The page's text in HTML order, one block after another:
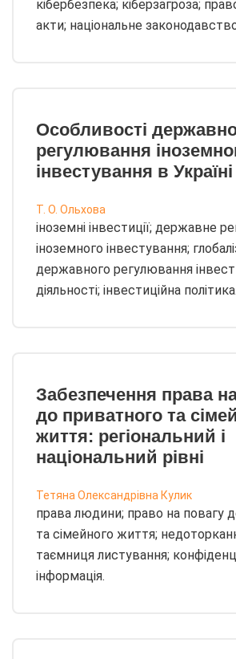
кібербезпека; кіберзагроза;
акти; національне
Особливості
регулювання
інвестування в Україні
Т. О. Ольхова
іноземні інвестиції; державне
іноземного інвестування;
державного регулювання
діяльності; інвестиційна політика.
Забезпечення права
до приватного та
життя: регіональний і
національний рівні
Тетяна Олександрівна Кулик
права людини; право на повагу
та сімейного життя;
таємниця листування;
інформація.